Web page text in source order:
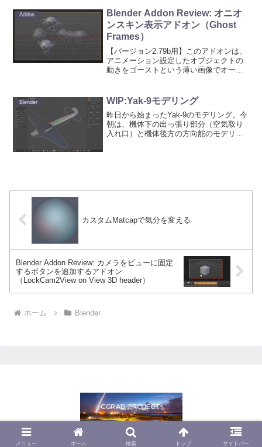
Addon
Blender Addon Review: オニオ
ンスキン表示アドオン（Ghost
Frames）
【バージョン2.79b用】このアドオンは、
アニメーション設定したオブジェクトの
動きをゴーストという薄い画像でオーバ
スキン機能として知られているやつで
す。下図の...
Blender WIP:Yak-9モデリング
昨日から始まったYak-9のモデリング。今
朝は、機体下の出っ張り部分（空気取り
入れ口）と機体後方の方向舵のモデリン
カスタムMatcapで気分を変える
Blender Addon Review: カメラをビューに固定
するボタンを追加するアドオン
（LockCam2View on View 3D header）
ホーム Blender
© 2013 CGrad Project.
メニュー ホーム 検索 トップ サイドバー